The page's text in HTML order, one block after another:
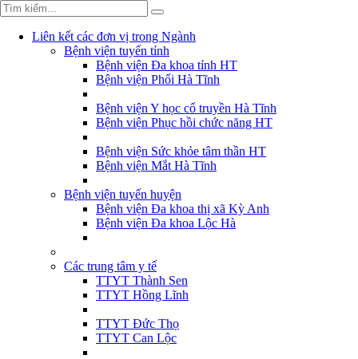
Liên kết các đơn vị trong Ngành
Bệnh viện tuyến tỉnh
Bệnh viện Đa khoa tỉnh HT
Bệnh viện Phổi Hà Tĩnh
Bệnh viện Y học cổ truyền Hà Tĩnh
Bệnh viện Phục hồi chức năng HT
Bệnh viện Sức khỏe tâm thần HT
Bệnh viện Mắt Hà Tĩnh
Bệnh viện tuyến huyện
Bệnh viện Đa khoa thị xã Kỳ Anh
Bệnh viện Đa khoa Lộc Hà
Các trung tâm y tế
TTYT Thành Sen
TTYT Hồng Lĩnh
TTYT Đức Thọ
TTYT Can Lộc